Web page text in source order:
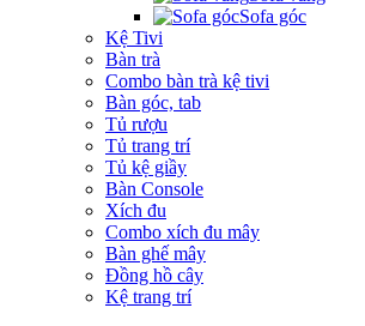
Sofa góc
Kệ Tivi
Bàn trà
Combo bàn trà kệ tivi
Bàn góc, tab
Tủ rượu
Tủ trang trí
Tủ kệ giầy
Bàn Console
Xích đu
Combo xích đu mây
Bàn ghế mây
Đồng hồ cây
Kệ trang trí